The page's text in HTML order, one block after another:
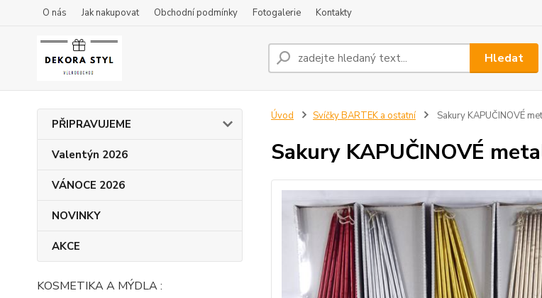
O nás Jak nakupovat Obchodní podmínky Fotogalerie Kontakty
Hledat
PŘIPRAVUJEME
Valentýn 2026
VÁNOCE 2026
NOVINKY
AKCE
KOSMETIKA A MÝDLA :
Úvod Svíčky BARTEK a ostatní Sakury KAPUČINOVÉ
Sakury KAPUČINOVÉ